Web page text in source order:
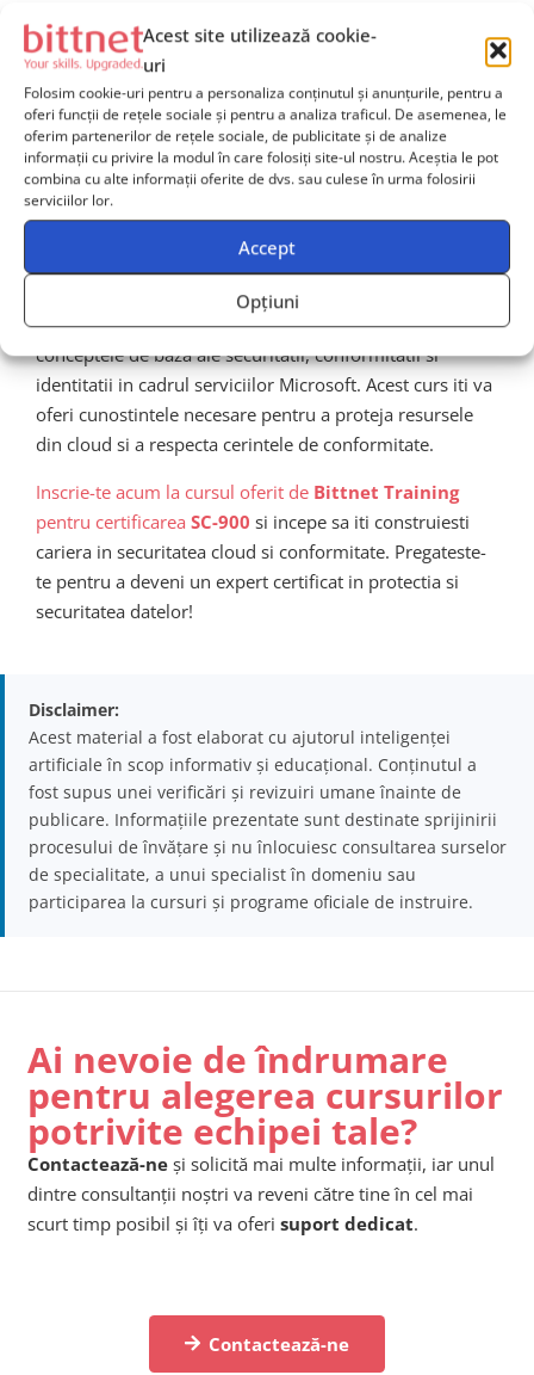
Acest site utilizează cookie-
uri
Folosim cookie-uri pentru a personaliza conținutul și anunțurile, pentru a
oferi funcții de rețele sociale și pentru a analiza traficul. De asemenea, le
oferim partenerilor de rețele sociale, de publicitate și de analize
informații cu privire la modul în care folosiți site-ul nostru. Aceștia le pot
combina cu alte informații oferite de dvs. sau culese în urma folosirii
serviciilor lor.
Accept
Opțiuni
Aceasta certificare este un punct de plecare excelent
pentru cei care doresc sa avanseze catre certificari mai
avansate in securitatea Microsoft, cum ar fiAzure
Security Engineer AssociatesauMicrosoft 365
Security Administrator.
Inscriere si urmatorii pasi
Pentru a obtine certificareaSC-900
urmezi un curs de formare care sa acopere toate
conceptele de baza ale securitatii, conformitatii si
identitatii in cadrul serviciilor Microsoft. Acest curs iti va
oferi cunostintele necesare pentru a proteja resursele
din cloud si a respecta cerintele de conformitate.
Inscrie-te acum la cursul oferit de Bittnet Training
pentru certificarea SC-900 si incepe sa iti construiesti
cariera in securitatea cloud si conformitate. Pregateste-
te pentru a deveni un expert certificat in protectia si
securitatea datelor!
Disclaimer:
Acest material a fost elaborat cu ajutorul inteligenței
artificiale în scop informativ și educațional. Conținutul a
fost supus unei verificări și revizuiri umane înainte de
publicare. Informațiile prezentate sunt destinate sprijinirii
procesului de învățare și nu înlocuiesc consultarea surselor
de specialitate, a unui specialist în domeniu sau
participarea la cursuri și programe oficiale de instruire.
Ai nevoie de îndrumare
pentru alegerea cursurilor
potrivite echipei tale?
Contactează-ne și solicită mai multe informații, iar unul
dintre consultanții noștri va reveni către tine în cel mai
scurt timp posibil și îți va oferi suport dedicat.
Contactează-ne